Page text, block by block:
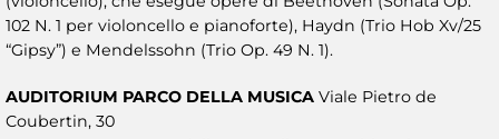
102 N. 1 per violoncello e pianoforte), Haydn (Trio Hob Xv/25
“Gipsy”) e Mendelssohn (Trio Op. 49 N. 1).
AUDITORIUM PARCO DELLA MUSICA Viale Pietro de
Coubertin, 30